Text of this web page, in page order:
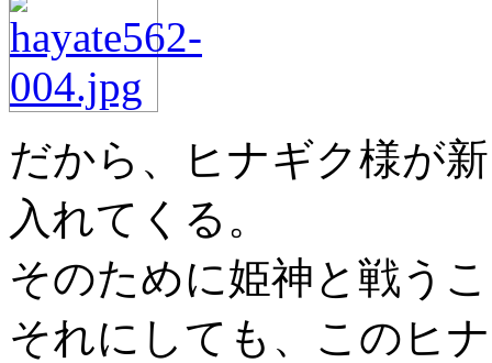
だから、ヒナギク様が
入れてくる。
そのために姫神と戦う
それにしても、このヒ